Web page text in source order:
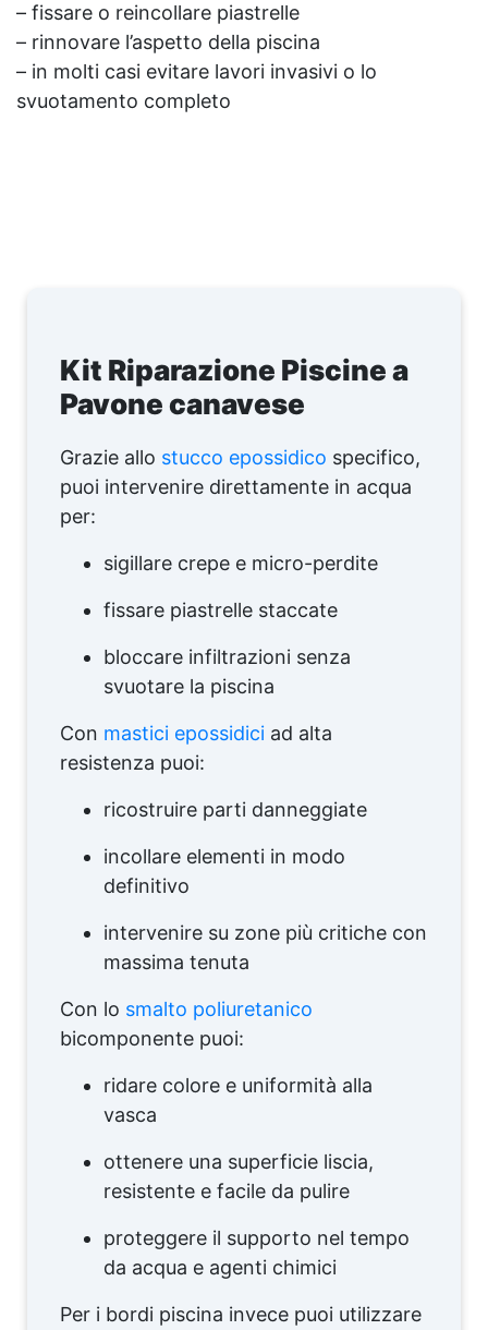
– fissare o reincollare piastrelle
– rinnovare l’aspetto della piscina
– in molti casi evitare lavori invasivi o lo
svuotamento completo
Kit Riparazione Piscine a
Pavone canavese
Grazie allo stucco epossidico specifico,
puoi intervenire direttamente in acqua
per:
sigillare crepe e micro-perdite
fissare piastrelle staccate
bloccare infiltrazioni senza
svuotare la piscina
Con mastici epossidici ad alta
resistenza puoi:
ricostruire parti danneggiate
incollare elementi in modo
definitivo
intervenire su zone più critiche con
massima tenuta
Con lo smalto poliuretanico
bicomponente puoi:
ridare colore e uniformità alla
vasca
ottenere una superficie liscia,
resistente e facile da pulire
proteggere il supporto nel tempo
da acqua e agenti chimici
Per i bordi piscina invece puoi utilizzare